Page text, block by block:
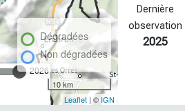
2026
Dégradées
Non dégradées
10 km
Leaflet| © IGN
Dernière
observation
2025